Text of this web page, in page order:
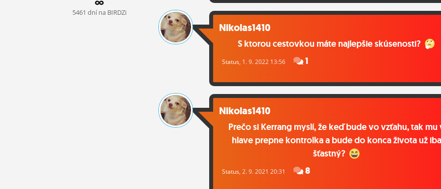
ROLETA5461 dní na BIRDZi
Nikolas1410
S ktorou cestovkou máte najlepšie skúsenosti?
Status, 1. 9. 2022 13:56 1
Nikolas1410
Prečo si Kerrang myslí, že keď bude vo vzťahu, tak mu
hlave prepne kontrolka a bude do konca života už iba
šťastný?
Status, 2. 9. 2021 20:31 8